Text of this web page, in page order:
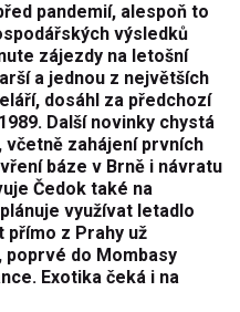
pandemií, alespoň to
výsledků
zájezdy na letošní
a jednou z největších
dosáhl za předchozí
Další novinky chystá
zahájení prvních
báze v Brně i návratu
Čedok také na
využívat letadlo
přímo z Prahy už
do Mombasy
Exotika čeká i na